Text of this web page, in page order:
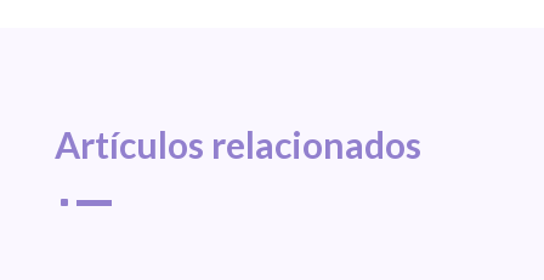
Artículos relacionados
^